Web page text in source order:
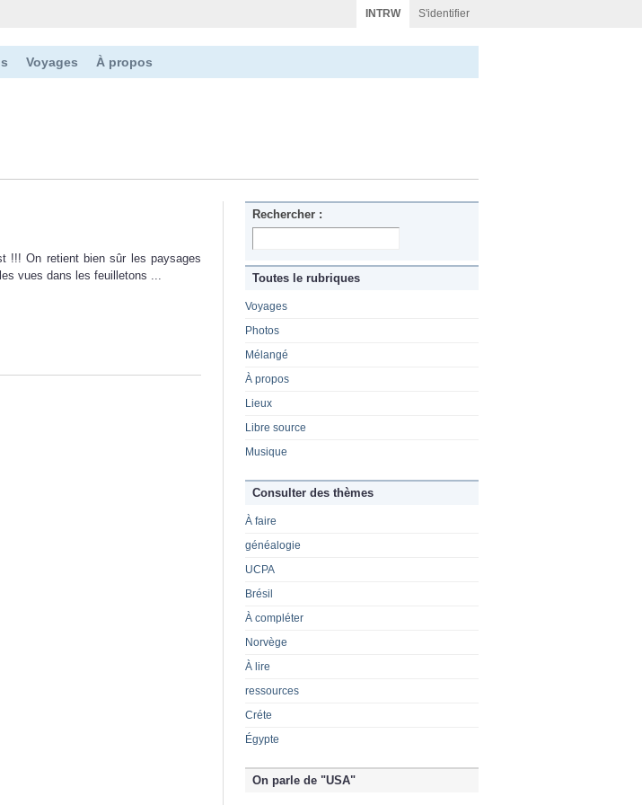
INTRW S'identifier
Voyages À propos
!!! On retient bien sûr les paysages
vues dans les feuilletons ...
Rechercher :
Toutes le rubriques
Voyages
Photos
Mélangé
À propos
Lieux
Libre source
Musique
Consulter des thèmes
À faire
généalogie
UCPA
Brésil
À compléter
Norvège
À lire
ressources
Créte
Égypte
On parle de "USA"